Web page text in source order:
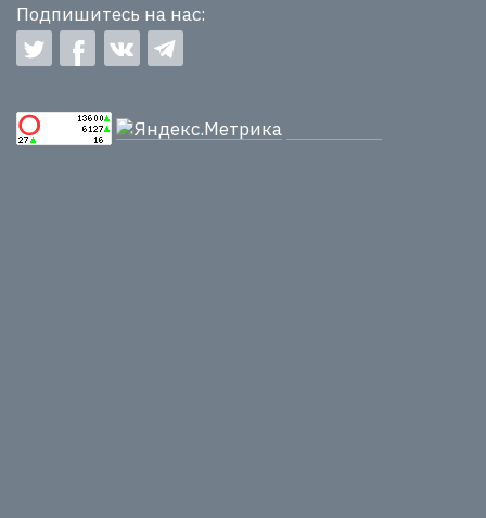
Подпишитесь на нас: